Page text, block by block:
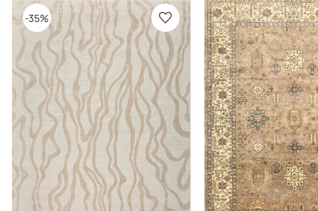
-35%